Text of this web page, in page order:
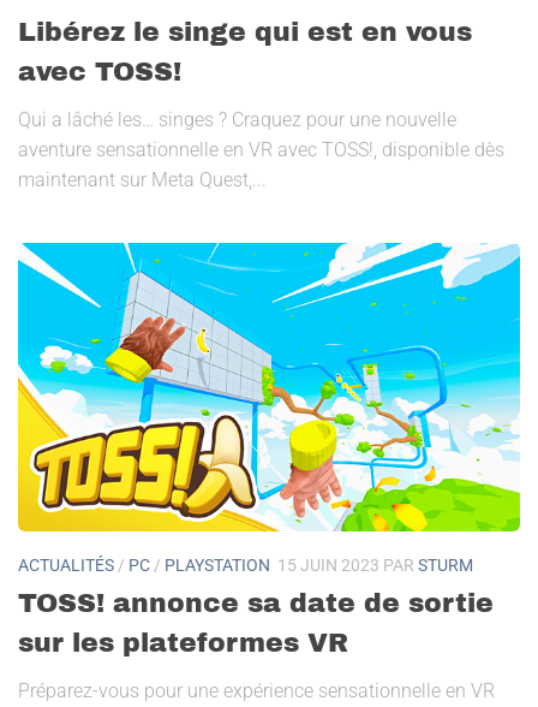
Libérez le singe qui est en vous
avec TOSS!
Qui a lâché les… singes ? Craquez pour une nouvelle
aventure sensationnelle en VR avec TOSS!, disponible dès
maintenant sur Meta Quest,...
ACTUALITÉS / PC / PLAYSTATION 15 JUIN 2023 PAR STURM
TOSS! annonce sa date de sortie
sur les plateformes VR
Préparez-vous pour une expérience sensationnelle en VR